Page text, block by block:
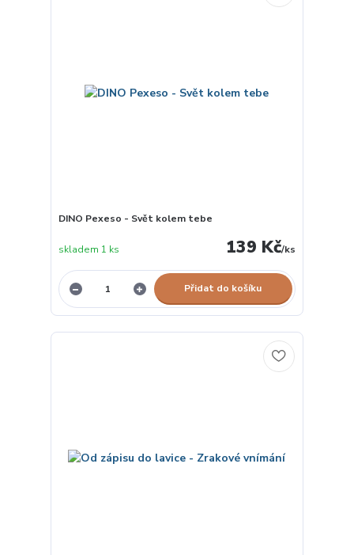
DINO Pexeso - Svět kolem tebe
139 Kč/ks
skladem 1 ks
Přidat do košíku